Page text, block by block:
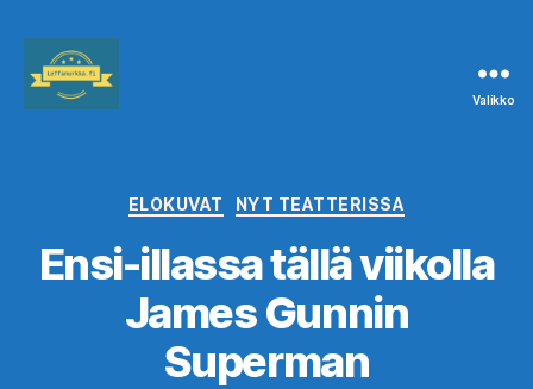
Valikko
Kategoriat
ELOKUVAT NYT TEATTERISSA
Ensi-illassa tällä viikolla
James Gunnin
Superman